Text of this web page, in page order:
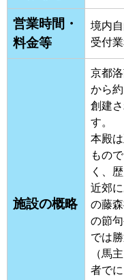
営業時間・
料金等
境内
受付
施設の概略
京都
から
創建
す。
本殿
もの
く、
近郊
の藤
の節
では
（馬
者で